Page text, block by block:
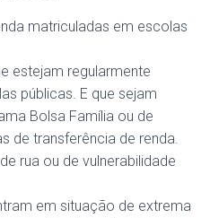
matriculadas em escolas
estejam regularmente
públicas. E que sejam
Bolsa Família ou de
de transferência de renda.
rua ou de vulnerabilidade
em situação de extrema